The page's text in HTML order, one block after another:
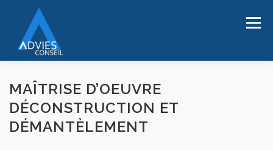
contenu
Menu
ACCUEIL SECTEURS A PROPOS
RÉFÉRENCES CONTACT
MAÎTRISE D’OEUVRE
DÉCONSTRUCTION ET
DÉMANTÈLEMENT